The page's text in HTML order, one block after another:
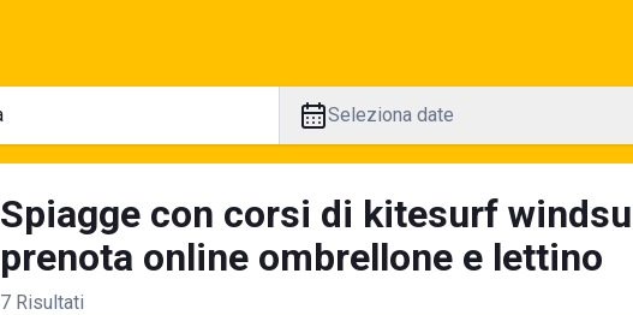
Seleziona date
Spiagge con corsi di kitesurf
prenota online ombrellone e lettino
7 Risultati